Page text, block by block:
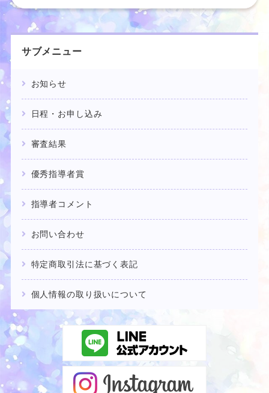
サブメニュー
お知らせ
日程・お申し込み
審査結果
優秀指導者賞
指導者コメント
お問い合わせ
特定商取引法に基づく表記
個人情報の取り扱いについて